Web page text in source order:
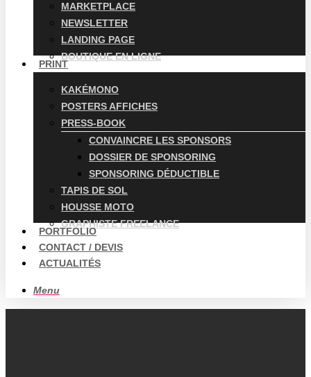
MARKETPLACE
NEWSLETTER
LANDING PAGE
BOUTIQUE EN LIGNE
PRINT
KAKÉMONO
POSTERS AFFICHES
PRESS-BOOK
CONVAINCRE LES SPONSORS
DOSSIER DE SPONSORING
SPONSORING DÉDUCTIBLE
TAPIS DE SOL
HOUSSE MOTO
GRAPHISTE FREELANCE
PORTFOLIO
CONTACT / DEVIS
ACTUALITÉS
Menu